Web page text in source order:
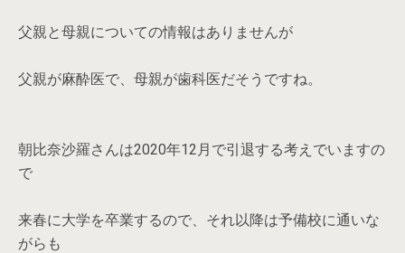
父親と母親についての情報はありませんが
父親が麻酔医で、母親が歯科医だそうですね。
朝比奈沙羅さんは2020年12月で引退する考えでいますの
で
来春に大学を卒業するので、それ以降は予備校に通いな
がらも